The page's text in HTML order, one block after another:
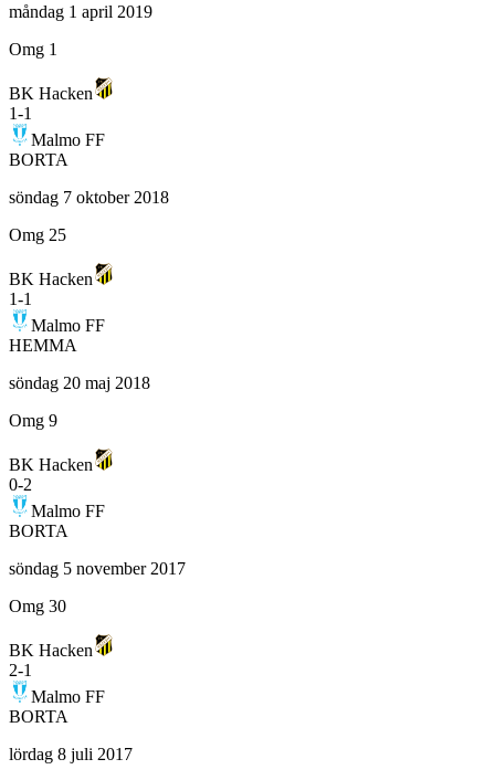
måndag 1 april 2019
Omg 1
BK Hacken
1-1
Malmo FF
BORTA
söndag 7 oktober 2018
Omg 25
BK Hacken
1-1
Malmo FF
HEMMA
söndag 20 maj 2018
Omg 9
BK Hacken
0-2
Malmo FF
BORTA
söndag 5 november 2017
Omg 30
BK Hacken
2-1
Malmo FF
BORTA
lördag 8 juli 2017